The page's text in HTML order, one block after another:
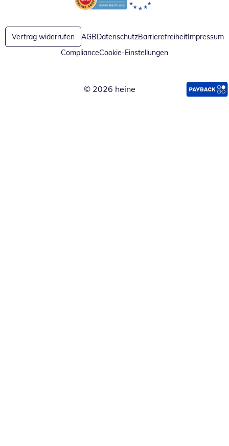
Öffnet in neuem FensterÖffnet in neuem Fenster
Vertrag widerrufen AGBDatenschutzBarrierefreiheitImpressum
ComplianceCookie-Einstellungen
© 2026 heine